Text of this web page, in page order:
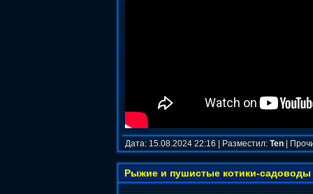
Дата: 15.08.2024 22:16 | Разместил:Ten|
Рыжие и пушистые котики-садоводы